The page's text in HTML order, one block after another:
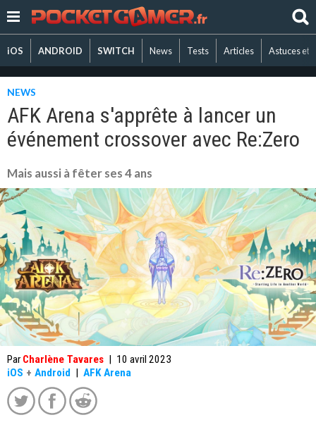
iOS ANDROID SWITCH News Tests Articles Astuces et
NEWS
AFK Arena s'apprête à lancer un
événement crossover avec Re:Zero
Mais aussi à fêter ses 4 ans
Par Charlène Tavares | 10 avril 2023
iOS + Android | AFK Arena